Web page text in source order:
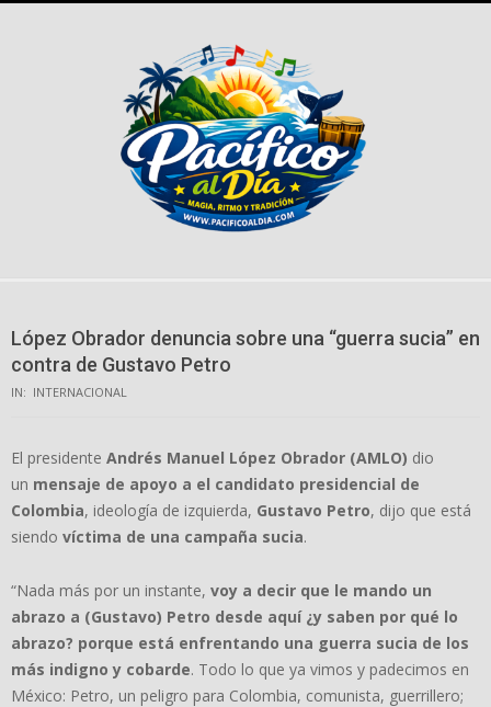
López Obrador denuncia sobre una “guerra sucia” en
contra de Gustavo Petro
IN: INTERNACIONAL
El presidente Andrés Manuel López Obrador (AMLO) dio
un mensaje de apoyo a el candidato presidencial de
Colombia, ideología de izquierda, Gustavo Petro, dijo que está
siendo víctima de una campaña sucia.
“Nada más por un instante, voy a decir que le mando un
abrazo a (Gustavo) Petro desde aquí ¿y saben por qué lo
abrazo? porque está enfrentando una guerra sucia de los
más indigno y cobarde. Todo lo que ya vimos y padecimos en
México: Petro, un peligro para Colombia, comunista, guerrillero;